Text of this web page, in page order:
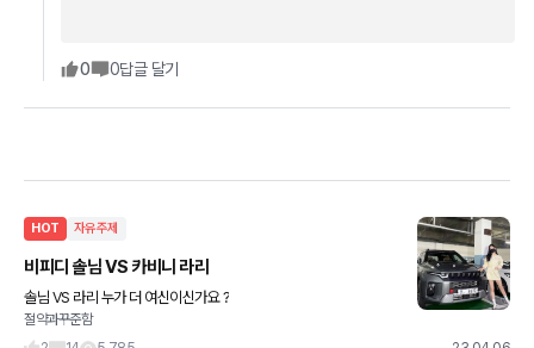
0 0답글 달기
HOT 자유주제
비피디 솔님 VS 카비니 라리
솔님 VS 라리 누가 더 여신이신가요 ?
절약과꾸준함